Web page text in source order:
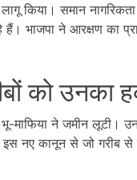
किया। समान
भाजपा ने आरक्षण का
को उनका
भू-माफिया ने जमीन लूटी।
नए कानून से जो गरीब